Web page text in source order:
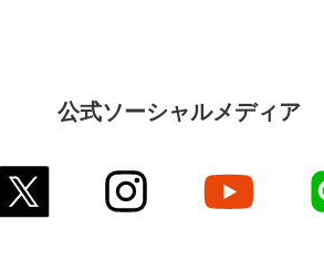
公式ソーシャルメディア
instagram youtube